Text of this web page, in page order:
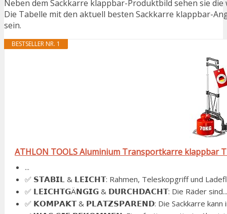
Neben dem Sackkarre klappbar-Produktbild sehen sie
Die Tabelle mit den aktuell besten Sackkarre klappbar-
sein.
BESTSELLER NR. 1
ATHLON TOOLS Aluminium Transportkarre klappbar
...
✅ 𝗦𝗧𝗔𝗕𝗜𝗟 & 𝗟𝗘𝗜𝗖𝗛𝗧: Rahmen, Teleskopgriff und
✅ 𝗟𝗘𝗜𝗖𝗛𝗧𝗚Ä𝗡𝗚𝗜𝗚 & 𝗗𝗨𝗥𝗖𝗛𝗗𝗔𝗖𝗛𝗧: Die Räder sind...
✅ 𝗞𝗢𝗠𝗣𝗔𝗞𝗧 & 𝗣𝗟𝗔𝗧𝗭𝗦𝗣𝗔𝗥𝗘𝗡𝗗: Die Sackkarre kann